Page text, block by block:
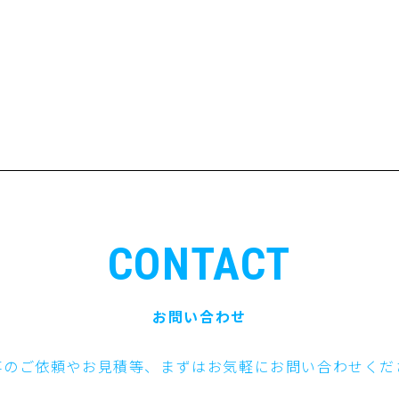
CONTACT
お問い合わせ
ご依頼やお見積等、まずはお気軽にお問い合わせく